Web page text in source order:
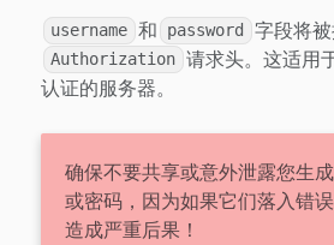
username 和 password 字段将
Authorization 请求头。这适用
认证的服务器。
确保不要共享或意外泄露您生
或密码，因为如果它们落入错
造成严重后果！